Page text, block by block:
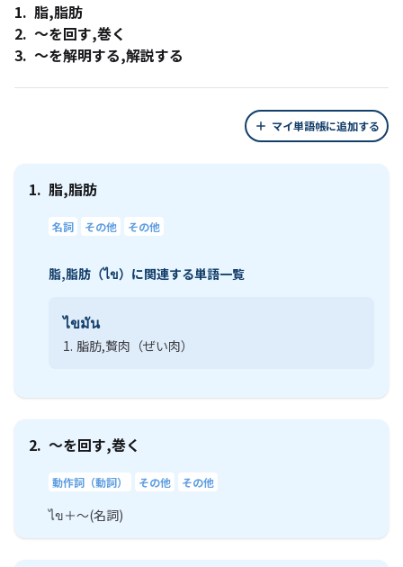
1. 脂,脂肪
2. ～を回す,巻く
3. ～を解明する,解説する
マイ単語帳に追加する
1. 脂,脂肪
名詞 その他 その他
脂,脂肪（ไข）に関連する単語一覧
ไขมัน
1. 脂肪,贅肉（ぜい肉）
2. ～を回す,巻く
動作詞（動詞） その他 その他
ไข＋～(名詞)